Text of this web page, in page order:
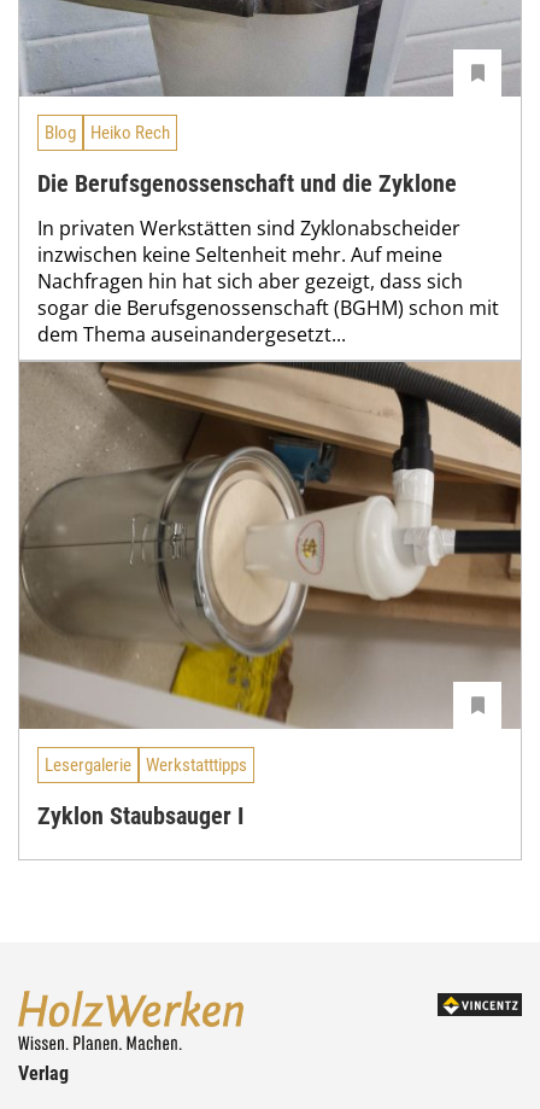
Blog Heiko Rech
Die Berufsgenossenschaft und die Zyklone
In privaten Werkstätten sind Zyklonabscheider
inzwischen keine Seltenheit mehr. Auf meine
Nachfragen hin hat sich aber gezeigt, dass sich
sogar die Berufsgenossenschaft (BGHM) schon mit
dem Thema auseinandergesetzt...
Lesergalerie Werkstatttipps
Zyklon Staubsauger I
Verlag